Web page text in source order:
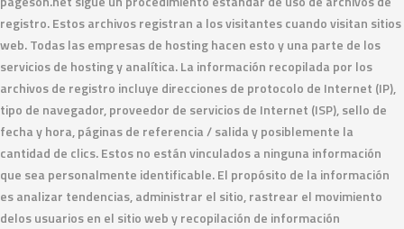
registro. Estos archivos registran a los visitantes cuando visitan sitios
web. Todas las empresas de hosting hacen esto y una parte de los
servicios de hosting y analítica. La información recopilada por los
archivos de registro incluye direcciones de protocolo de Internet (IP),
tipo de navegador, proveedor de servicios de Internet (ISP), sello de
fecha y hora, páginas de referencia / salida y posiblemente la
cantidad de clics. Estos no están vinculados a ninguna información
que sea personalmente identificable. El propósito de la información
es analizar tendencias, administrar el sitio, rastrear el movimiento
delos usuarios en el sitio web y recopilación de información